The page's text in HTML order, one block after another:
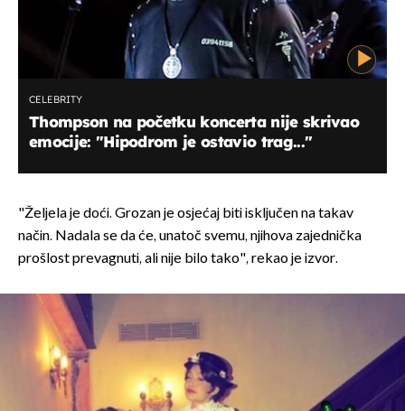
CELEBRITY
Thompson na početku koncerta nije skrivao
emocije: "Hipodrom je ostavio trag..."
"Željela je doći. Grozan je osjećaj biti isključen na takav
način. Nadala se da će, unatoč svemu, njihova zajednička
prošlost prevagnuti, ali nije bilo tako", rekao je izvor.